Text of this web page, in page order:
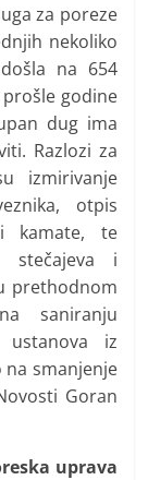
za poreze
nekoliko
na 654
godine
dug ima
Razlozi za
izmirivanje
otpis
kamate, te
stečajeva i
prethodnom
saniranju
ustanova iz
smanjenje
Goran
uprava